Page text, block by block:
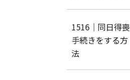
1516｜同日得喪
手続きをする方
法